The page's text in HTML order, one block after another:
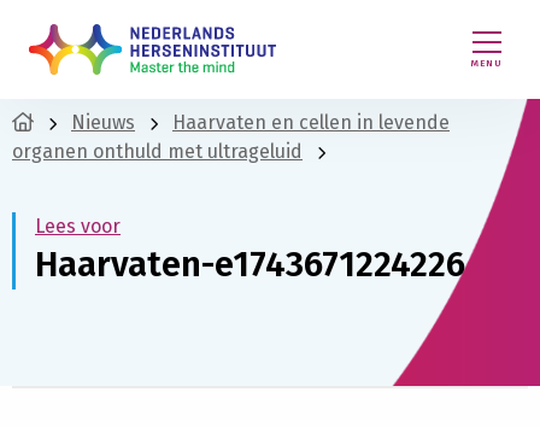
MENU
Nieuws
Haarvaten en cellen in levende
organen onthuld met ultrageluid
Lees voor
Haarvaten-e1743671224226